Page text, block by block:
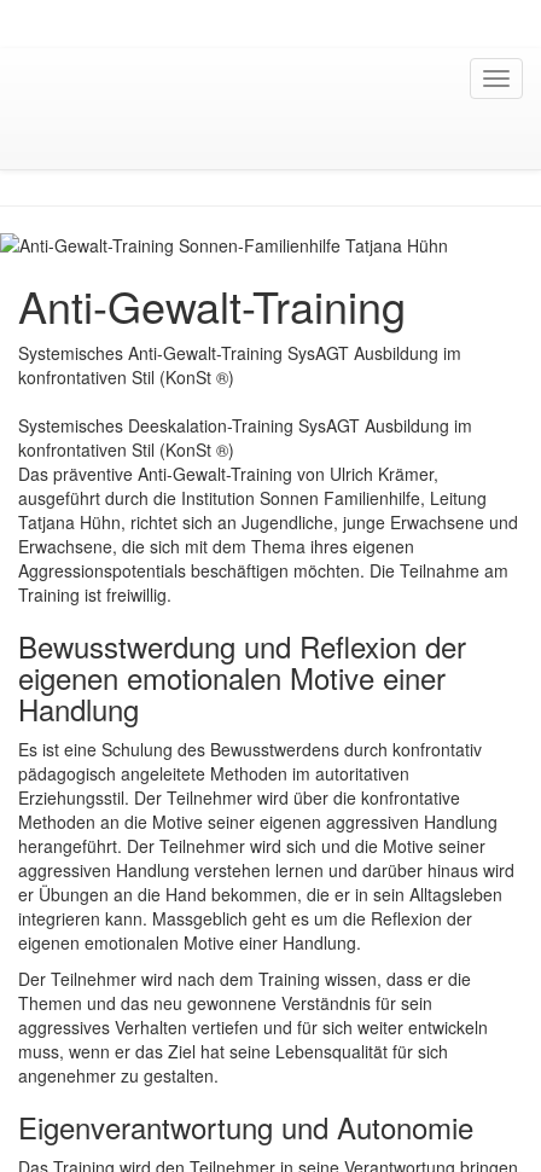
Anti-Gewalt-Training
Systemisches Anti-Gewalt-Training SysAGT Ausbildung im
konfrontativen Stil (KonSt ®)
Systemisches Deeskalation-Training SysAGT Ausbildung im
konfrontativen Stil (KonSt ®)
Das präventive Anti-Gewalt-Training von Ulrich Krämer,
ausgeführt durch die Institution Sonnen Familienhilfe, Leitung
Tatjana Hühn, richtet sich an Jugendliche, junge Erwachsene und
Erwachsene, die sich mit dem Thema ihres eigenen
Aggressionspotentials beschäftigen möchten. Die Teilnahme am
Training ist freiwillig.
Bewusstwerdung und Reflexion der
eigenen emotionalen Motive einer
Handlung
Es ist eine Schulung des Bewusstwerdens durch konfrontativ
pädagogisch angeleitete Methoden im autoritativen
Erziehungsstil. Der Teilnehmer wird über die konfrontative
Methoden an die Motive seiner eigenen aggressiven Handlung
herangeführt. Der Teilnehmer wird sich und die Motive seiner
aggressiven Handlung verstehen lernen und darüber hinaus wird
er Übungen an die Hand bekommen, die er in sein Alltagsleben
integrieren kann. Massgeblich geht es um die Reflexion der
eigenen emotionalen Motive einer Handlung.
Der Teilnehmer wird nach dem Training wissen, dass er die
Themen und das neu gewonnene Verständnis für sein
aggressives Verhalten vertiefen und für sich weiter entwickeln
muss, wenn er das Ziel hat seine Lebensqualität für sich
angenehmer zu gestalten.
Eigenverantwortung und Autonomie